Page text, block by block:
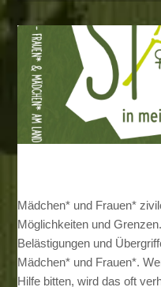
Mädchen* und Frauen*
Möglichkeiten und
Belästigungen und
Mädchen* und Frauen*.
Hilfe bitten, wird das oft